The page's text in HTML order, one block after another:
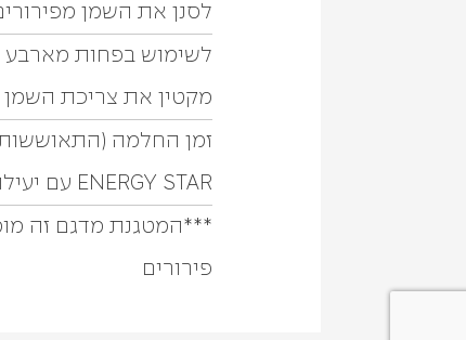
לסנן את השמן
לשימוש בפחות מארבע
מקטין את צריכת השמן
זמן החלמה
ENERGY STAR עם יעילות אנרגטית של 82%.
***המטגנת מדגם זה
פירורים